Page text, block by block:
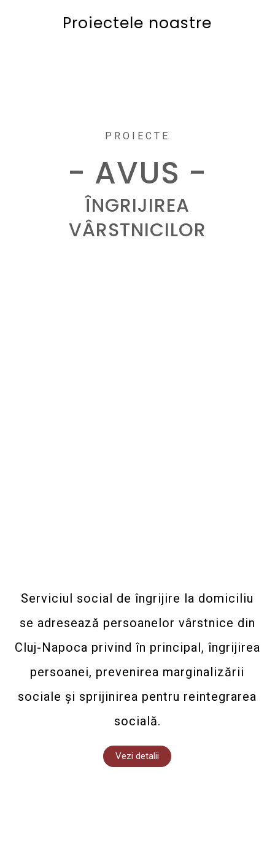
Proiectele noastre
PROIECTE
- AVUS -
ÎNGRIJIREA
VÂRSTNICILOR
Serviciul social de îngrijire la domiciliu
se adresează persoanelor vârstnice din
Cluj-Napoca privind în principal, îngrijirea
persoanei, prevenirea marginalizării
sociale și sprijinirea pentru reintegrarea
socială.
Vezi detalii